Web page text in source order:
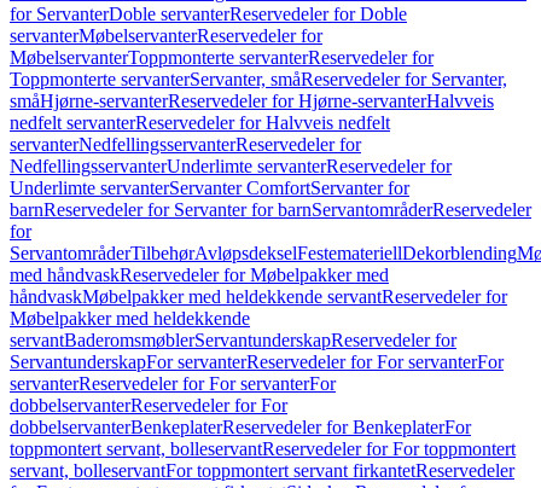
for ServanterDoble servanterReservedeler for Doble
servanterMøbelservanterReservedeler for
MøbelservanterToppmonterte servanterReservedeler for
Toppmonterte servanterServanter, småReservedeler for Servanter,
småHjørne-servanterReservedeler for Hjørne-servanterHalvveis
nedfelt servanterReservedeler for Halvveis nedfelt
servanterNedfellingsservanterReservedeler for
NedfellingsservanterUnderlimte servanterReservedeler for
Underlimte servanterServanter ComfortServanter for
barnReservedeler for Servanter for barnServantområderReservedeler
for
ServantområderTilbehørAvløpsdekselFestemateriellDekorblending
med håndvaskReservedeler for Møbelpakker med
håndvaskMøbelpakker med heldekkende servantReservedeler for
Møbelpakker med heldekkende
servantBaderomsmøblerServantunderskapReservedeler for
ServantunderskapFor servanterReservedeler for For servanterFor
servanterReservedeler for For servanterFor
dobbelservanterReservedeler for For
dobbelservanterBenkeplaterReservedeler for BenkeplaterFor
toppmontert servant, bolleservantReservedeler for For toppmontert
servant, bolleservantFor toppmontert servant firkantetReservedeler